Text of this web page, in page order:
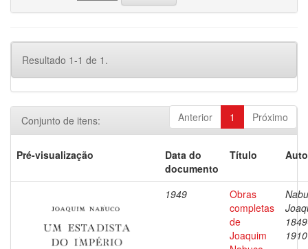
Resultado 1-1 de 1.
Anterior 1 Próximo
Conjunto de itens:
Pré-visualização
Data do
documento
Título
1949
Obras
completas
de
Joaquim
1910